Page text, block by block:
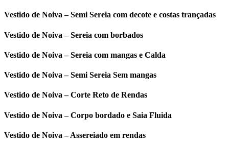
Vestido de Noiva – Semi Sereia com decote e costas trançadas
Vestido de Noiva – Sereia com borbados
Vestido de Noiva – Sereia com mangas e Calda
Vestido de Noiva – Semi Sereia Sem mangas
Vestido de Noiva – Corte Reto de Rendas
Vestido de Noiva – Corpo bordado e Saia Fluida
Vestido de Noiva – Assereiado em rendas